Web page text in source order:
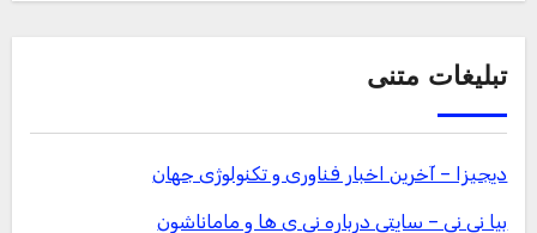
تبلیغات متنی
دیجیزا – آخرین اخبار فناوری و تکنولوژی جهان
بیا نی نی – سایتی درباره نی ی ها و ماماناشون